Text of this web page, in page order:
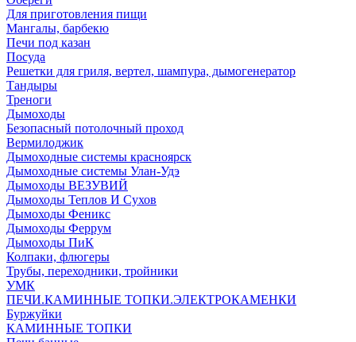
Для приготовления пищи
Мангалы, барбекю
Печи под казан
Посуда
Решетки для гриля, вертел, шампура, дымогенератор
Тандыры
Треноги
Дымоходы
Безопасный потолочный проход
Вермилоджик
Дымоходные системы красноярск
Дымоходные системы Улан-Удэ
Дымоходы ВЕЗУВИЙ
Дымоходы Теплов И Сухов
Дымоходы Феникс
Дымоходы Феррум
Дымоходы ПиК
Колпаки, флюгеры
Трубы, переходники, тройники
УМК
ПЕЧИ.КАМИННЫЕ ТОПКИ.ЭЛЕКТРОКАМЕНКИ
Буржуйки
КАМИННЫЕ ТОПКИ